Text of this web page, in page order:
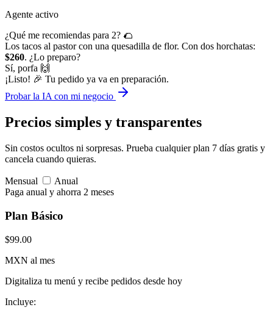
Agente activo
¿Qué me recomiendas para 2? 🌮
Los tacos al pastor con una quesadilla de flor. Con dos horchatas:
$260. ¿Lo preparo?
Sí, porfa 🙌
¡Listo! 🎉 Tu pedido ya va en preparación.
Probar la IA con mi negocio
Precios simples y transparentes
Sin costos ocultos ni sorpresas. Prueba cualquier plan 7 días gratis y
cancela cuando quieras.
Mensual
Anual
Paga anual y ahorra 2 meses
Plan Básico
$99.00
MXN al mes
Digitaliza tu menú y recibe pedidos desde hoy
Incluye: